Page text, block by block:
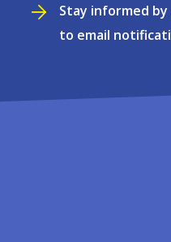
Stay informed
to email